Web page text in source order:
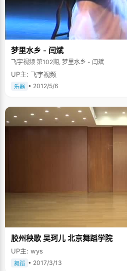
梦里水乡 - 闫斌
飞宇视频 第102期, 梦里水乡 - 闫斌
UP主: 飞宇视频
乐器 • 2012/5/6
胶州秧歌 吴珂儿 北京舞蹈学院
UP主: wys
舞蹈 • 2017/3/13